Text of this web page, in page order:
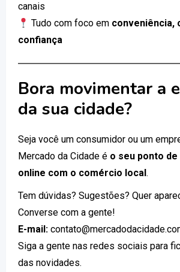
canais
Tudo com foco em conveniência,
confiança
Bora movimentar a
da sua cidade?
Seja você um consumidor ou um
Mercado da Cidade é o seu ponto
online com o comércio local.
Tem dúvidas? Sugestões? Quer
Converse com a gente!
E-mail:
Siga a gente nas redes sociais para
das novidades.